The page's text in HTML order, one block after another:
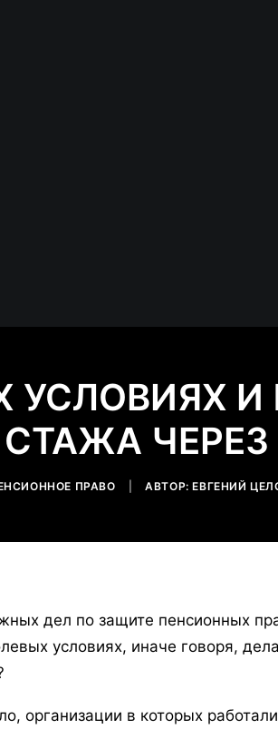
УСЛОВИЯХ
ПРАВО АВТОР:ЕВГЕНИЙ
дел по защите пенсионных
условиях, иначе говоря,
организации в которых